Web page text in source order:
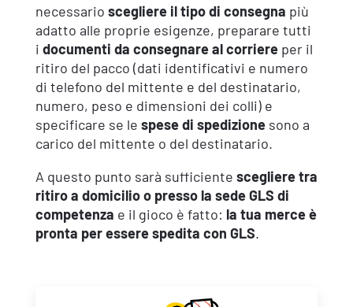
necessario scegliere il tipo di consegna più
adatto alle proprie esigenze, preparare tutti
i documenti da consegnare al corriereper il
ritiro del pacco (dati identificativi e numero
di telefono del mittente e del destinatario,
numero, peso e dimensioni dei colli) e
specificare se le spese di spedizionesono a
carico del mittente o del destinatario.
A questo punto sarà sufficiente scegliere tra
ritiro a domicilio o presso la sede GLS di
competenza e il gioco è fatto: la tua merce è
pronta per essere spedita con GLS.